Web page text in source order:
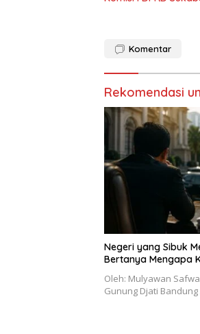
Komentar
Rekomendasi
Negeri yang Sibuk
Bertanya Mengapa
Oleh: Mulyawan
Gunung Djati